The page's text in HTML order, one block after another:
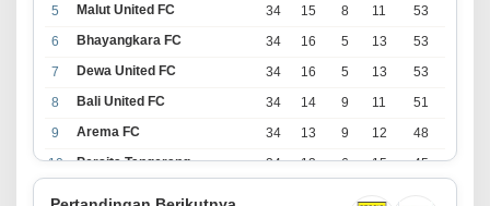
5
Malut United FC 34 15 8 11
53
6
Bhayangkara FC 34 16 5 13
53
7
Dewa United FC 34 16 5 13
53
8
Bali United FC 34 14 9 11
51
9
Arema FC 34 13 9 12
48
10
Persita Tangerang 34 13 6 15
45